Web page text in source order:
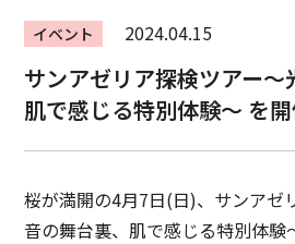
イベント 2024.04.15
サンアゼリア探検ツアー～
肌で感じる特別体験～ を
桜が満開の4月7日(日)、サンアゼ
音の舞台裏、肌で感じる特別体験